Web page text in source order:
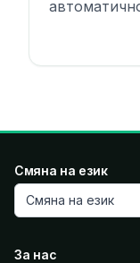
Смяна на език
Смяна на език
За нас